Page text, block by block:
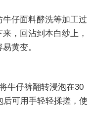
仔面料酵洗等加工过
，回沾到本白纱上，
黄变。
牛仔裤翻转浸泡在30
后可用手轻轻揉搓，使